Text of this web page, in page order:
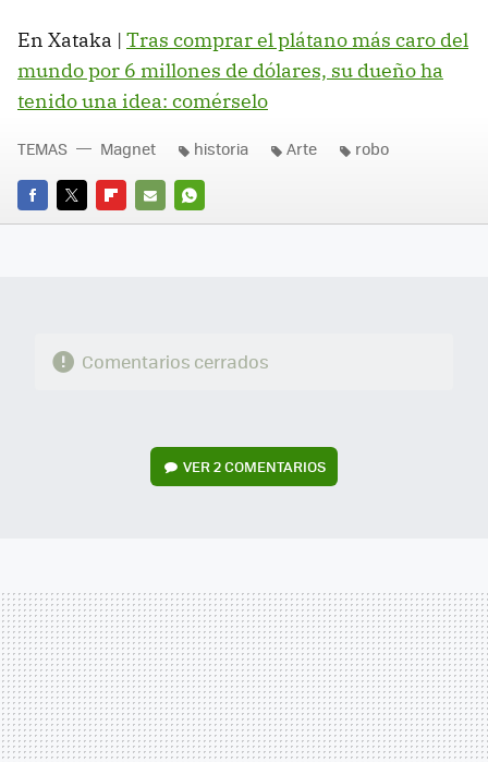
En Xataka | Tras comprar el plátano más caro del
mundo por 6 millones de dólares, su dueño ha
tenido una idea: comérselo
FACEBOOK
TWITTERFLIPBOARD
E-
WHATSAPP
TEMAS Magnet historia Arte robo
Comentarios cerrados
VER2 COMENTARIOS